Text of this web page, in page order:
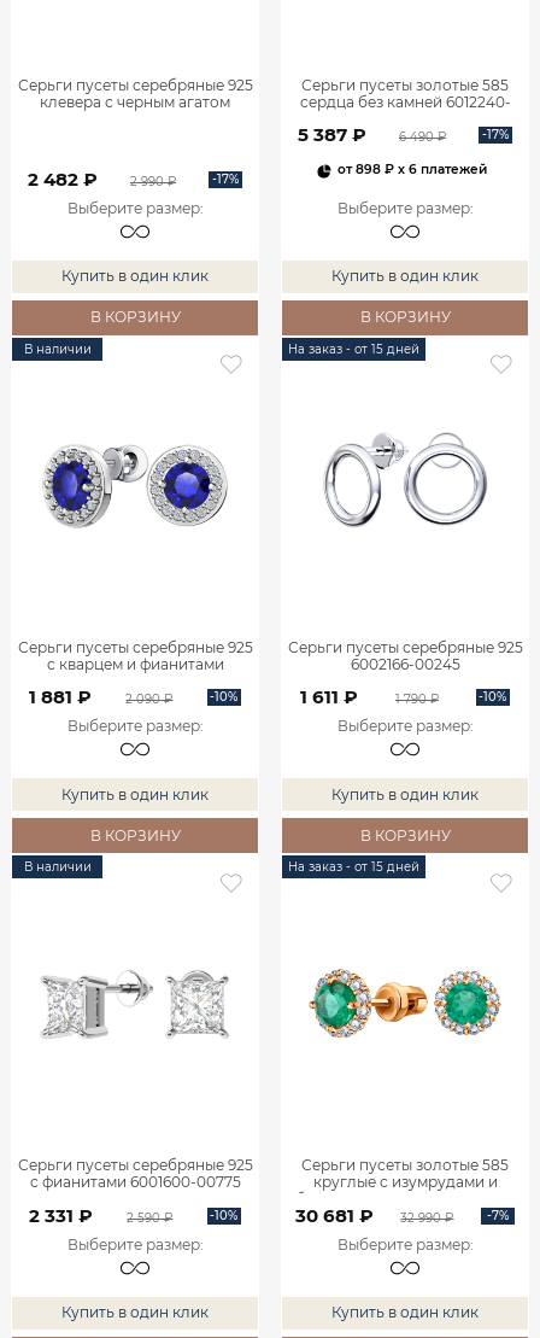
Серьги пусеты серебряные 925
клевера с черным агатом
2 482 ₽ 2 990 ₽ -17%
Выберите размер:
Купить в один клик
В КОРЗИНУ
Серьги пусеты золотые 585
сердца без камней 6012240-
5 387 ₽ 6 490 ₽ -17%
от898 ₽ x 6 платежей
Выберите размер:
Купить в один клик
В КОРЗИНУ
В наличии
Серьги пусеты серебряные 925
с кварцем и фианитами
1 881 ₽ 2 090 ₽ -10%
Выберите размер:
Купить в один клик
В КОРЗИНУ
На заказ - от 15 дней
Серьги пусеты серебряные 925
6002166-00245
1 611 ₽ 1 790 ₽ -10%
Выберите размер:
Купить в один клик
В КОРЗИНУ
В наличии
Серьги пусеты серебряные 925
с фианитами 6001600-00775
2 331 ₽ 2 590 ₽ -10%
Выберите размер:
Купить в один клик
На заказ - от 15 дней
Серьги пусеты золотые 585
круглые с изумрудами и
бриллиантами 6001145-02410
30 681 ₽ 32 990 ₽ -7%
Выберите размер:
Купить в один клик